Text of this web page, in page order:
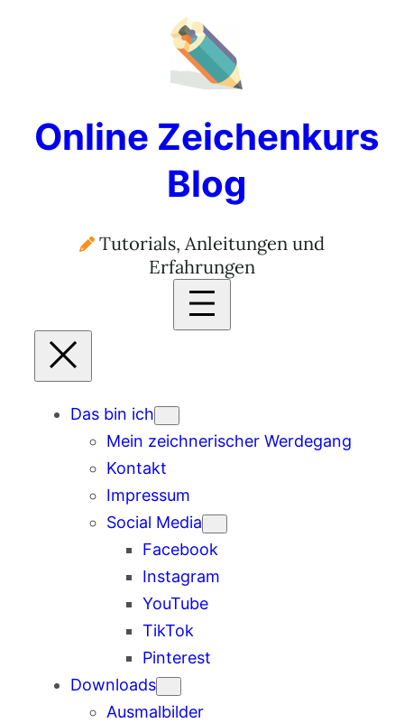
Online Zeichenkurs
Blog
Tutorials, Anleitungen und
Erfahrungen
Das bin ich
Mein zeichnerischer Werdegang
Kontakt
Impressum
Social Media
Facebook
Instagram
YouTube
TikTok
Pinterest
Downloads
Ausmalbilder